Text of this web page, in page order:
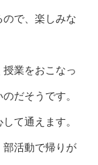
で、楽しみな
業をおこなっ
だそうです。
て通えます。
部活動で帰りが